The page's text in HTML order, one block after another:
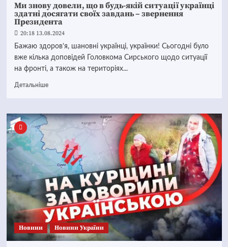
Ми знову довели, що в будь-якій ситуації українці
здатні досягати своїх завдань – звернення
Президента
20:18 13.08.2024
Бажаю здоров’я, шановні українці, українки! Сьогодні було
вже кілька доповідей Головкома Сирського щодо ситуації
на фронті, а також на територіях...
Детальніше
Новини Новини України